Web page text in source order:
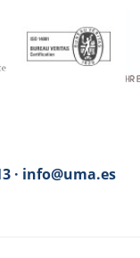
· info@uma.es